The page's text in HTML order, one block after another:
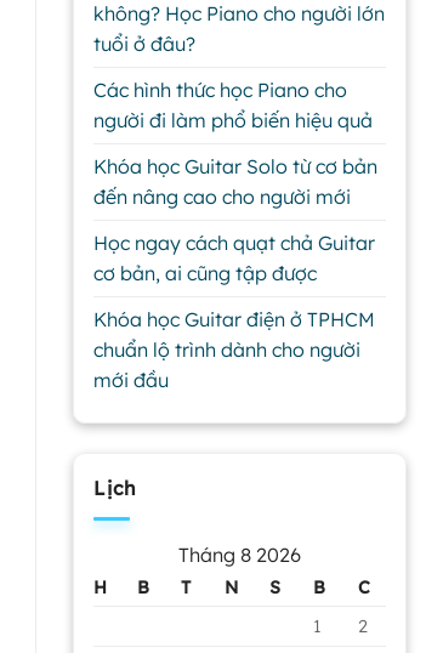
không? Học Piano cho người lớn
tuổi ở đâu?
Các hình thức học Piano cho
người đi làm phổ biến hiệu quả
Khóa học Guitar Solo từ cơ bản
đến nâng cao cho người mới
Học ngay cách quạt chả Guitar
cơ bản, ai cũng tập được
Khóa học Guitar điện ở TPHCM
chuẩn lộ trình dành cho người
mới đầu
Lịch
Tháng 8 2026
H B T N S B
C
1
2